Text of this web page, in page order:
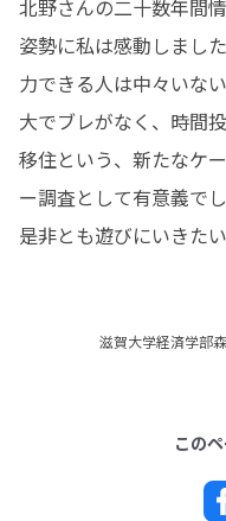
北野さんの二十数年間
姿勢に私は感動しまし
力できる人は中々いな
大でブレがなく、時間
移住という、新たなケ
ー調査として有意義で
是非とも遊びにいきたい
滋賀大学経済学部
この